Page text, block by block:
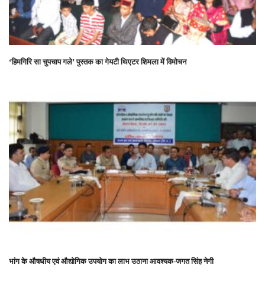
‘हिमगिरि सा चुपचाप गले’ पुस्तक का गेयटी थिएटर शिमला में विमोचन
भांग के औषधीय एवं औद्योगिक उपयोग का लाभ उठाना आवश्यक-जगत सिंह नेगी